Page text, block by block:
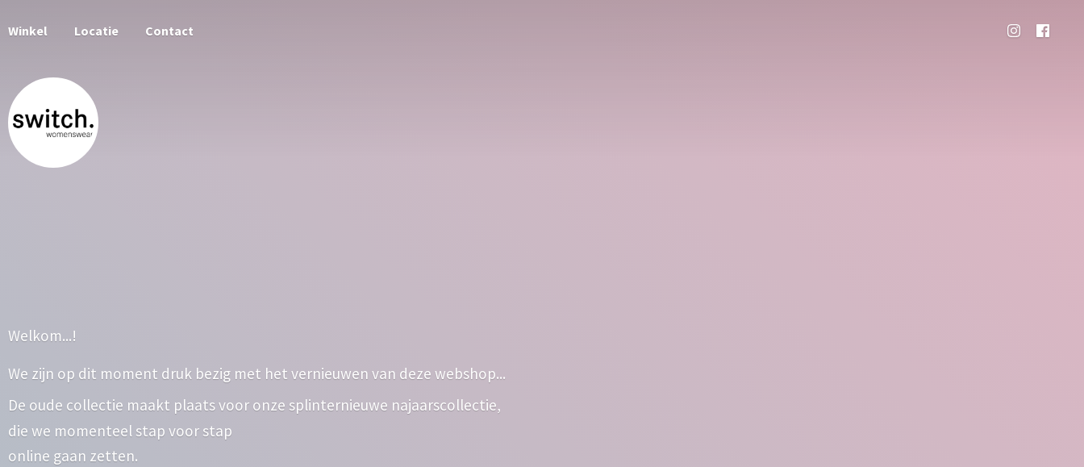
Winkel Locatie Contact
Welkom...!
We zijn op dit moment druk bezig met het vernieuwen van deze webshop...
De oude collectie maakt plaats voor onze splinternieuwe najaarscollectie,
die we momenteel stap voor stap
online gaan zetten.